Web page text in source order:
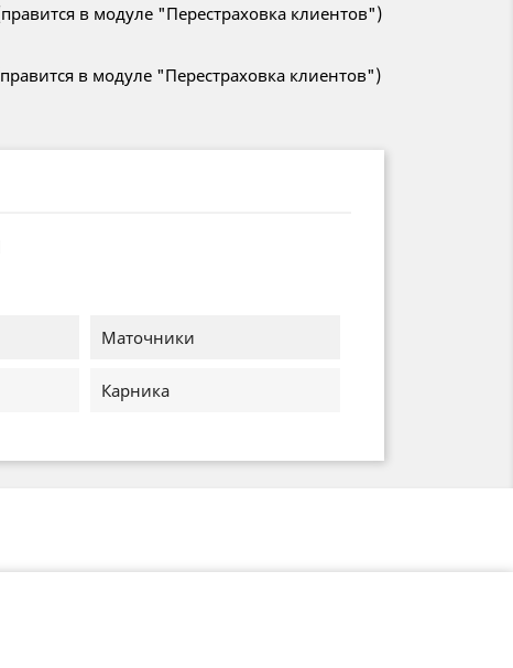
в модуле "Перестраховка клиентов")
в модуле "Перестраховка клиентов")
Маточники
Карника